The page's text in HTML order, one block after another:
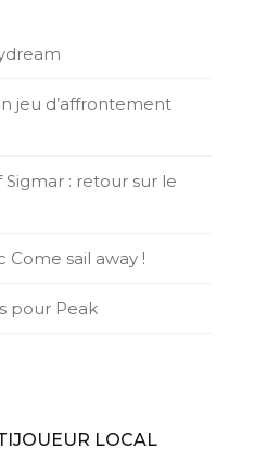
jeu d’affrontement
: retour sur le
Come sail away !
pour Peak
LOCAL